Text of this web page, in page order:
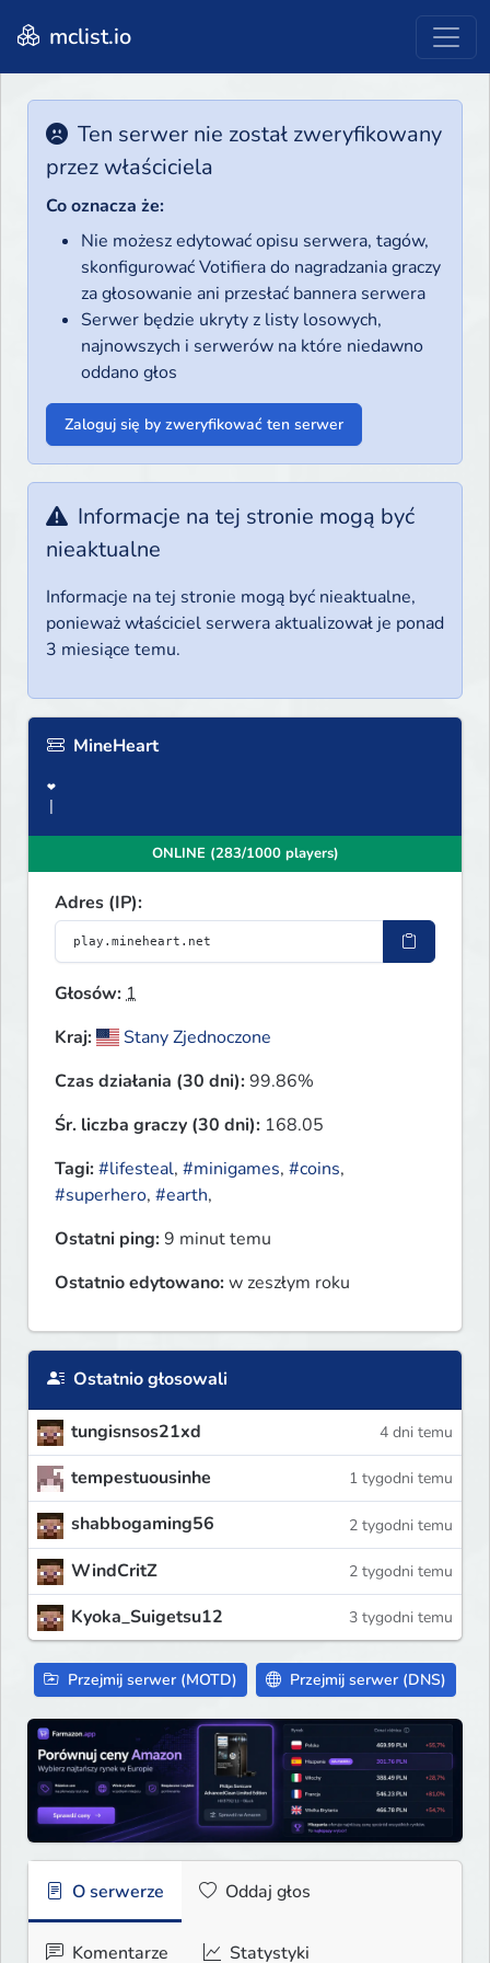
mclist.io
Ten serwer nie został zweryfikowany
przez właściciela
Co oznacza że:
Nie możesz edytować opisu serwera, tagów,
skonfigurować Votifiera do nagradzania graczy
za głosowanie ani przesłać bannera serwera
Serwer będzie ukryty z listy losowych,
najnowszych i serwerów na które niedawno
oddano głos
Zaloguj się by zweryfikować ten serwer
Informacje na tej stronie mogą być
nieaktualne
Informacje na tej stronie mogą być nieaktualne,
ponieważ właściciel serwera aktualizował je ponad
3 miesiące temu.
MineHeart
❤
ONLINE (283/1000 players)
Adres (IP):
Głosów:1
Kraj:
Stany Zjednoczone
Czas działania (30 dni):99.86%
Śr. liczba graczy (30 dni): 168.05
Tagi:#lifesteal, #minigames, #coins,
#superhero, #earth,
Ostatni ping:9 minut temu
Ostatnio edytowano:w zeszłym roku
Ostatnio głosowali
tungisnsos21xd 4 dni temu
tempestuousinhe 1 tygodni temu
shabbogaming56 2 tygodni temu
WindCritZ 2 tygodni temu
Kyoka_Suigetsu12 3 tygodni temu
Przejmij serwer (MOTD) Przejmij serwer (DNS)
O serwerze Oddaj głos
Komentarze Statystyki